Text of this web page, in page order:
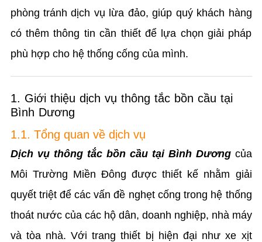
phòng tránh dịch vụ lừa đảo, giúp quý khách hàng
có thêm thông tin cần thiết để lựa chọn giải pháp
phù hợp cho hệ thống cống của mình.
1. Giới thiệu dịch vụ thông tắc bồn cầu tại
Bình Dương
1.1. Tổng quan về dịch vụ
Dịch vụ thông tắc bồn cầu tại Bình Dươngcủa
Môi Trường Miền Đông được thiết kế nhằm giải
quyết triệt để các vấn đề nghẹt cống trong hệ thống
thoát nước của các hộ dân, doanh nghiệp, nhà máy
và tòa nhà. Với trang thiết bị hiện đại như xe xịt